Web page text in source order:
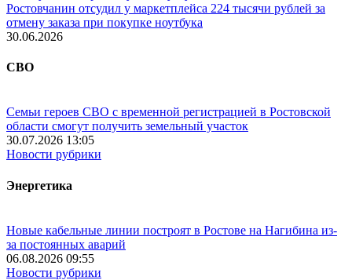
Ростовчанин отсудил у маркетплейса 224 тысячи рублей за
отмену заказа при покупке ноутбука
30.06.2026
СВО
Семьи героев СВО с временной регистрацией в Ростовской
области смогут получить земельный участок
30.07.2026 13:05
Новости рубрики
Энергетика
Новые кабельные линии построят в Ростове на Нагибина из-
за постоянных аварий
06.08.2026 09:55
Новости рубрики